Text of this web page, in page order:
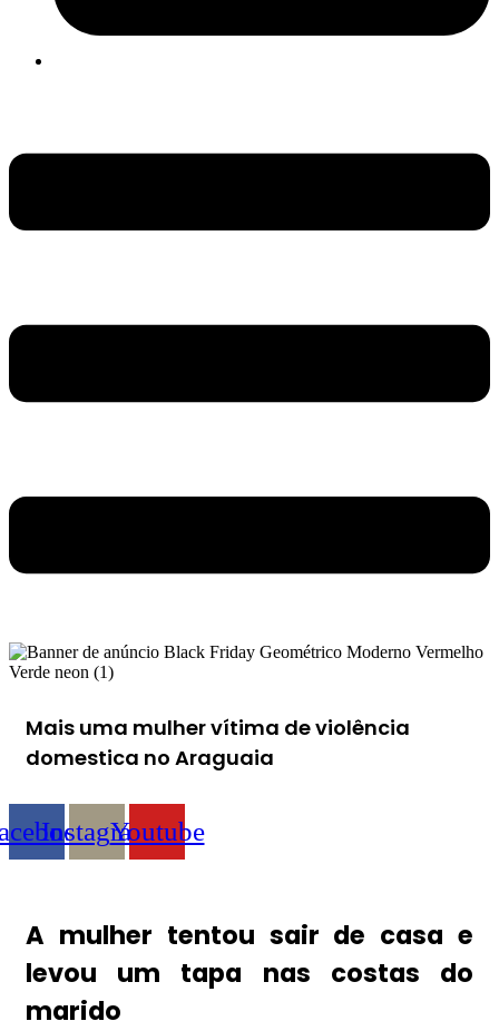
Mais uma mulher vítima de violência
domestica no Araguaia
InstagramYoutube
A mulher tentou sair de casa e
levou um tapa nas costas do
marido